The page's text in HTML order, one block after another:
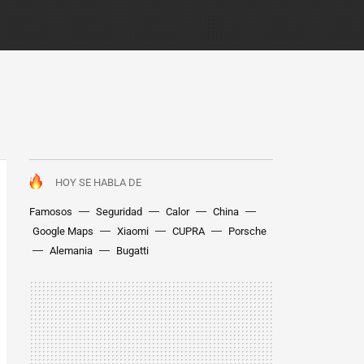
HOY SE HABLA DE
Famosos Seguridad Calor
China
Google Maps
Xiaomi CUPRA
Porsche
Alemania
Bugatti